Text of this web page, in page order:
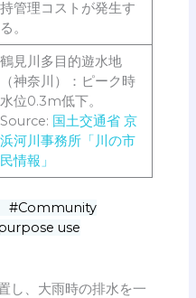
持管理コストが発生す
る。
鶴見川多目的遊水地
（神奈川）：ピーク時
水位0.3m低下。
Source: 国土交通省 京
浜河川事務所「川の市
民情報」
use
し、大雨時の排水を一